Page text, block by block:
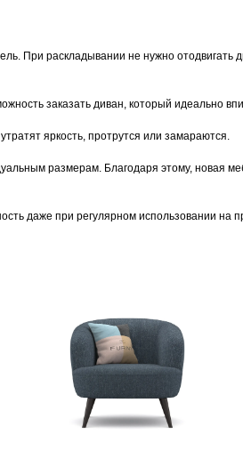
При раскладывании не нужно отодвигать
заказать диван, который идеально
яркость, протрутся или замараются.
размерам. Благодаря этому, новая
даже при регулярном использовании на